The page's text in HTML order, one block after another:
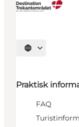
Vælg sprog
Praktisk
FAQ